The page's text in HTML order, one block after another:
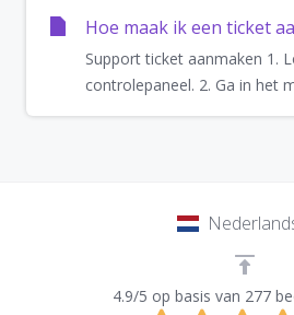
Hoe maak ik een ticket
Support ticket aanmaken 1.
controlepaneel. 2. Ga in het
4.9/5 op basis van 277